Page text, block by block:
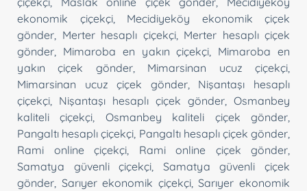
ekonomik çiçekçi, Mecidiyeköy ekonomik çiçek
gönder
Merter hesaplı çiçekçi, Merter hesaplı çiçek
gönder
Mimaroba en yakın çiçekçi
Mimaroba en
yakın çiçek gönder, Mimarsinan ucuz çiçekçi
Mimarsinan ucuz çiçek gönder, Nişantaşı hesaplı
çiçekçi
Nişantaşı hesaplı çiçek gönder
Osmanbey
kaliteli çiçekçi
Osmanbey kaliteli çiçek gönder
Pangaltı hesaplı çiçekçi Pangaltı hesaplı çiçek gönder
Rami online çiçekçi
Rami online çiçek gönder
Samatya güvenli çiçekçi
Samatya güvenli çiçek
gönder Sarıyer ekonomik çiçekçi,Sarıyer ekonomik